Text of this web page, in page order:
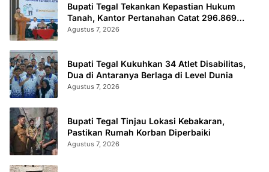
Bupati Tegal Tekankan Kepastian Hukum
Tanah, Kantor Pertanahan Catat 296.869
Sertifikat Terbit
Agustus 7, 2026
Bupati Tegal Kukuhkan 34 Atlet Disabilitas,
Dua di Antaranya Berlaga di Level Dunia
Agustus 7, 2026
Bupati Tegal Tinjau Lokasi Kebakaran,
Pastikan Rumah Korban Diperbaiki
Agustus 7, 2026